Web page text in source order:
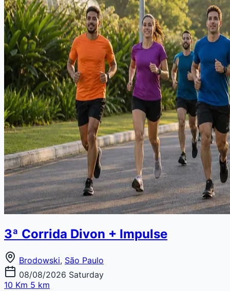
3ª Corrida Divon + Impulse
Brodowski, São Paulo
08/08/2026 Saturday
10 Km 5 km